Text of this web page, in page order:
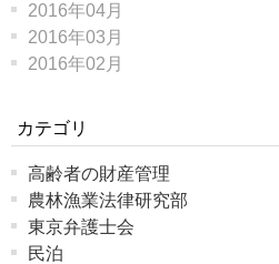
2016年04月
2016年03月
2016年02月
カテゴリ
高齢者の財産管理
農林漁業法律研究部
東京弁護士会
民泊